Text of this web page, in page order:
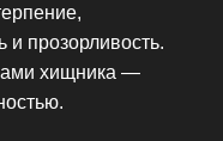
и прозорливость.
хищника —